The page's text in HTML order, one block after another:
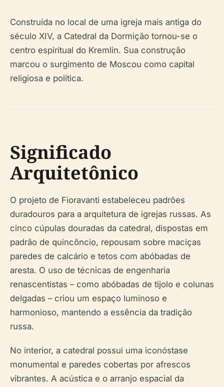
Construída no local de uma igreja mais antiga do
século XIV, a Catedral da Dormição tornou-se o
centro espiritual do Kremlin. Sua construção
marcou o surgimento de Moscou como capital
religiosa e política.
Significado
Arquitetônico
O projeto de Fioravanti estabeleceu padrões
duradouros para a arquitetura de igrejas russas. As
cinco cúpulas douradas da catedral, dispostas em
padrão de quincôncio, repousam sobre maciças
paredes de calcário e tetos com abóbadas de
aresta. O uso de técnicas de engenharia
renascentistas – como abóbadas de tijolo e colunas
delgadas – criou um espaço luminoso e
harmonioso, mantendo a essência da tradição
russa.
No interior, a catedral possui uma iconóstase
monumental e paredes cobertas por afrescos
vibrantes. A acústica e o arranjo espacial da